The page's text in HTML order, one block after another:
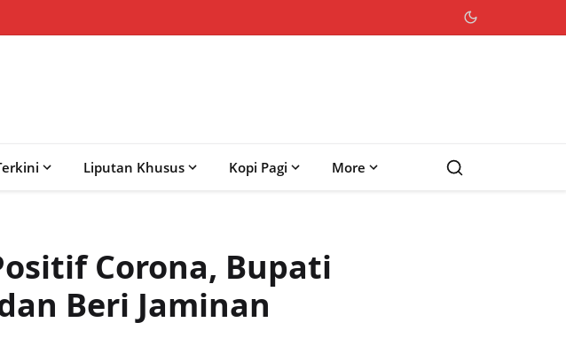
Liputan Khusus Kopi Pagi More
Corona, Bupati
Beri Jaminan